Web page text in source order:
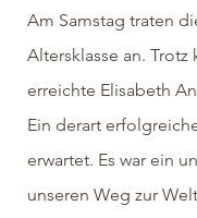
Am Samstag traten
Altersklasse an.
erreichte Elisabeth
Ein derart
erwartet. Es war ein
unseren Weg zur